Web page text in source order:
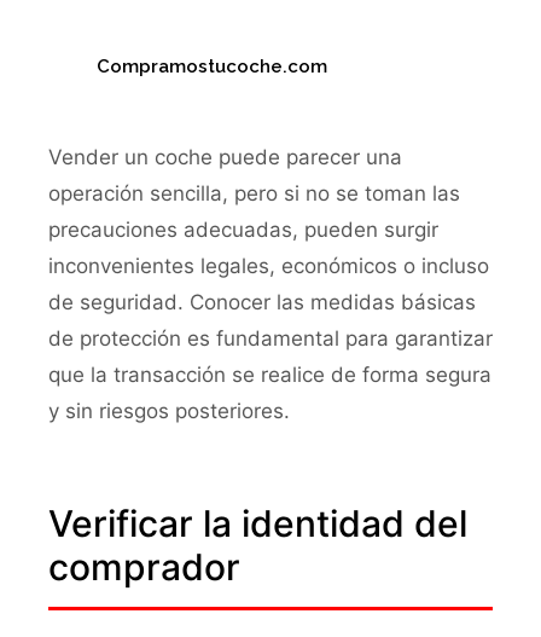
Compramostucoche.com
Vender un coche puede parecer una
operación sencilla, pero si no se toman las
precauciones adecuadas, pueden surgir
inconvenientes legales, económicos o incluso
de seguridad. Conocer las medidas básicas
de protección es fundamental para garantizar
que la transacción se realice de forma segura
y sin riesgos posteriores.
Verificar la identidad del
comprador